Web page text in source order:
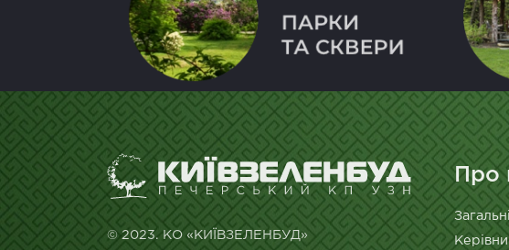
© 2023. КО «КИЇВЗЕЛЕНБУД»
Про